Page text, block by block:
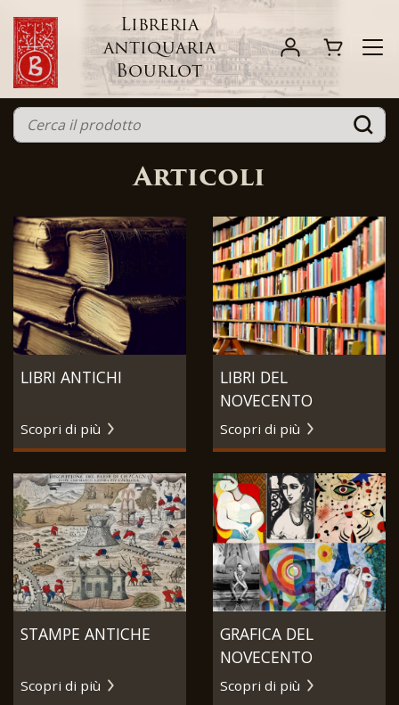
Libreria
antiquaria
Bourlot
Articoli
LIBRI ANTICHI
Scopri di più
LIBRI DEL
NOVECENTO
Scopri di più
STAMPE ANTICHE
Scopri di più
GRAFICA DEL
NOVECENTO
Scopri di più